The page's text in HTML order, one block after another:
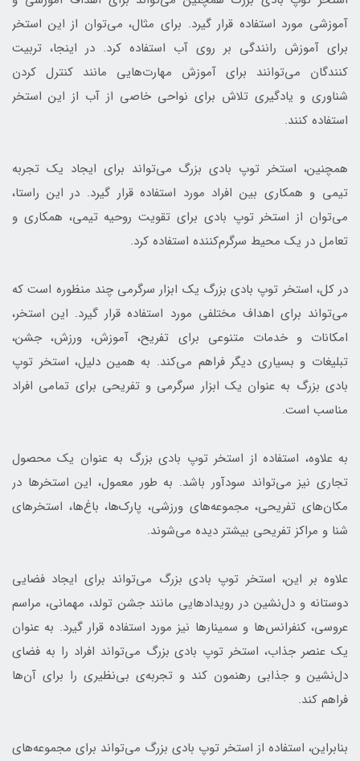
آموزشی مورد استفاده قرار گیرد. برای مثال، می‌توان از این استخر
برای آموزش رانندگی بر روی آب استفاده کرد. در اینجا، تربیت
کنندگان می‌توانند برای آموزش مهارت‌هایی مانند کنترل کردن
شناوری و یادگیری تلاش برای نواحی خاصی از آب از این استخر
استفاده کنند.
همچنین، استخر توپ بادی بزرگ می‌تواند برای ایجاد یک تجربه
تیمی و همکاری بین افراد مورد استفاده قرار گیرد. در این راستا،
می‌توان از استخر توپ بادی برای تقویت روحیه تیمی، همکاری و
تعامل در یک محیط سرگرم‌کننده استفاده کرد.
در کل، استخر توپ بادی بزرگ یک ابزار سرگرمی چند منظوره است که
می‌تواند برای اهداف مختلفی مورد استفاده قرار گیرد. این استخر،
امکانات و خدمات متنوعی برای تفریح، آموزش، ورزش، جشن،
تبلیغات و بسیاری دیگر فراهم می‌کند. به همین دلیل، استخر توپ
بادی بزرگ به عنوان یک ابزار سرگرمی و تفریحی برای تمامی افراد
مناسب است.
به علاوه، استفاده از استخر توپ بادی بزرگ به عنوان یک محصول
تجاری نیز می‌تواند سودآور باشد. به طور معمول، این استخرها در
مکان‌های تفریحی، مجموعه‌های ورزشی، پارک‌ها، باغ‌ها، استخرهای
شنا و مراکز تفریحی بیشتر دیده می‌شوند.
علاوه بر این، استخر توپ بادی بزرگ می‌تواند برای ایجاد فضایی
دوستانه و دل‌نشین در رویدادهایی مانند جشن تولد، مهمانی، مراسم
عروسی، کنفرانس‌ها و سمینارها نیز مورد استفاده قرار گیرد. به عنوان
یک عنصر جذاب، استخر توپ بادی بزرگ می‌تواند افراد را به فضای
دل‌نشین و جذابی رهنمون کند و تجربه‌ی بی‌نظیری را برای آن‌ها
فراهم کند.
بنابراین، استفاده از استخر توپ بادی بزرگ می‌تواند برای مجموعه‌های